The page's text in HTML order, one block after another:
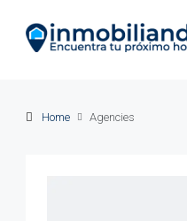
Home Agencies